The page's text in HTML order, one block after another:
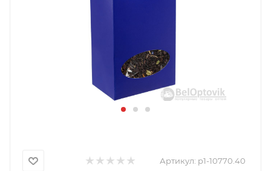
Артикул: p1-10770.40